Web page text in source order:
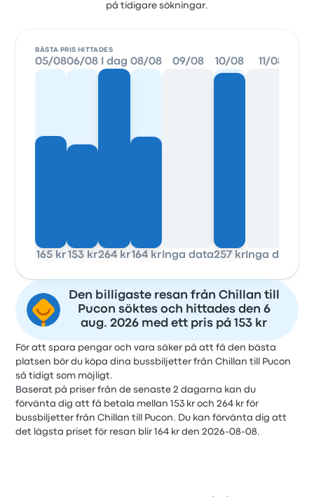
på tidigare sökningar.
BÄSTA PRIS HITTADES
05/08
165 kr
06/08
153 kr
I dag
264 kr
08/08
164 kr
09/08
Inga data
10/08
257 kr
11/08
Inga data
Den billigaste resan från Chillan till
Pucon söktes och hittades den 6
aug. 2026 med ett pris på 153 kr
För att spara pengar och vara säker på att få den bästa
platsen bör du köpa dina bussbiljetter från Chillan till Pucon
så tidigt som möjligt.
Baserat på priser från de senaste 2 dagarna kan du
förvänta dig att få betala mellan 153 kr och 264 kr för
bussbiljetter från Chillan till Pucon. Du kan förvänta dig att
det lägsta priset för resan blir 164 kr den 2026-08-08.